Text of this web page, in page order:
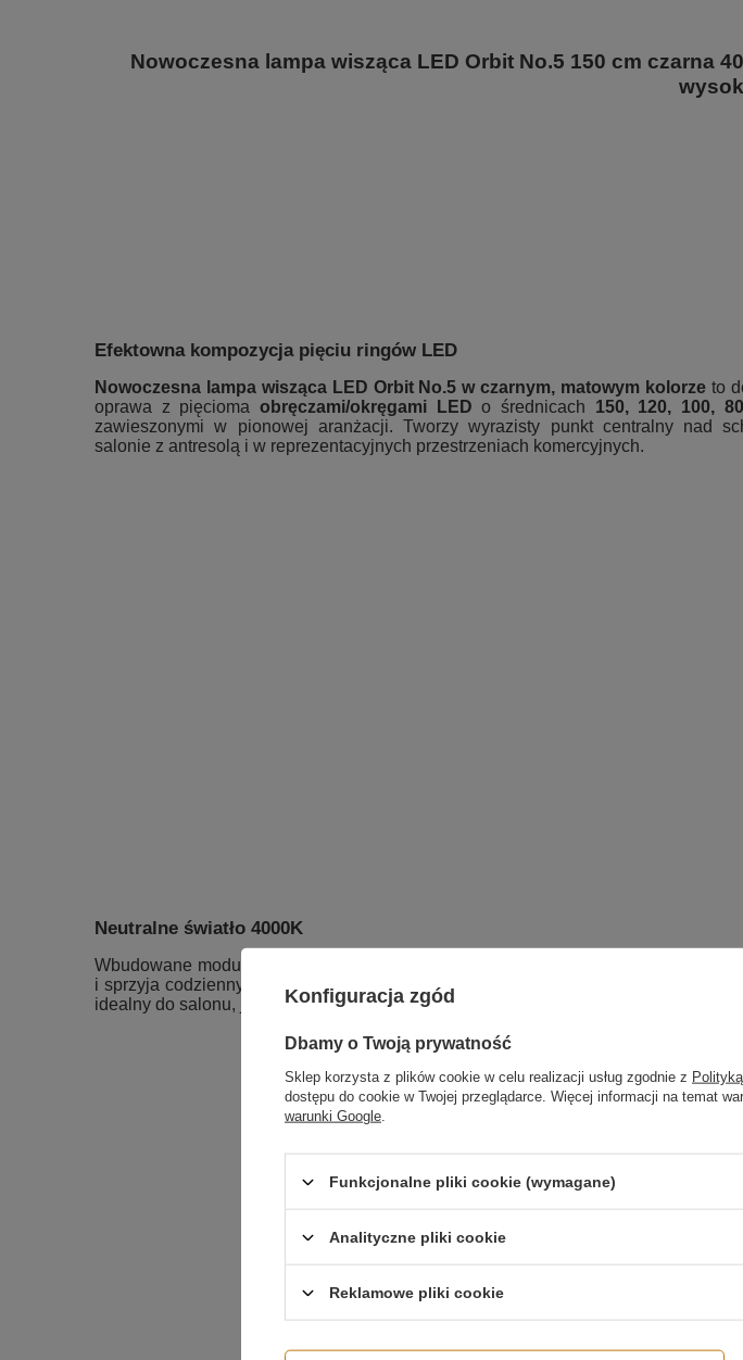
Nowoczesna lampa wisząca LED Orbit No.5 150 cm czarna
Efektowna kompozycja pięciu ringów LED
Nowoczesna lampa wisząca LED Orbit No.5 w czarnym, matowym kolorzeto
oprawa z pięciomaobręczami/okręgami LED o średnicach 150, 120, 100,
zawieszonymi w pionowej aranżacji. Tworzy wyrazisty punkt centralny nad
salonie z antresolą i w reprezentacyjnych przestrzeniach komercyjnych.
Neutralne światło 4000K
Wbudowane moduły LED emitują
i sprzyja codziennym aktywnościom. To kompromis między przytulnością a
idealny do salonu, jadalni i biura.Konfiguracja zgód
Dbamy o Twoją prywatność
Sklep korzysta z plików cookie w celu realizacji usług zgodnie z
dostępu do cookie w Twojej przeglądarce. Więcej informacji na temat
warunki Google
Funkcjonalne pliki cookie (wymagane)
Analityczne pliki cookie
Reklamowe pliki cookie